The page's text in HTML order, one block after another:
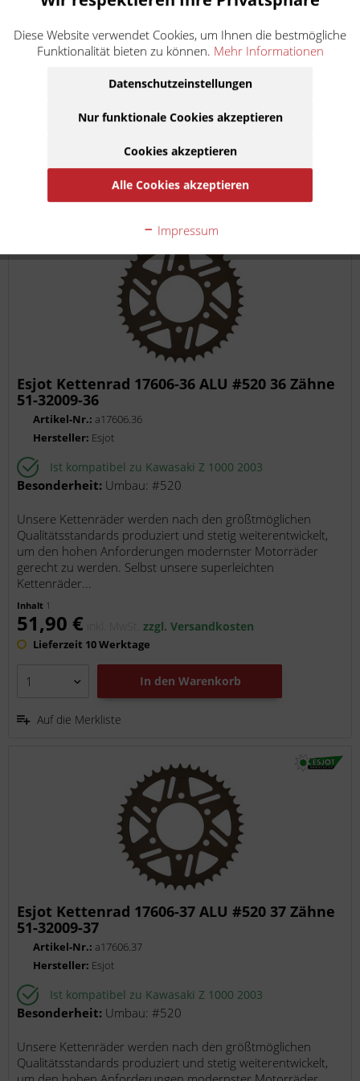
Schutz. Mehr Leistung. Mehr DNA Der DNA Premium-
Lebensdauer entwickelt. Dank modernster Filtertechnik
bietet er...
Lieferzeit ca. 1 Werktag
In den Warenkorb
Auf die Merkliste
Esjot Kettenrad 17606-36 ALU #520 36 Zähne
51-32009-36
Artikel-Nr.: a17606.36
Hersteller: Esjot
Ist kompatibel zu Kawasaki Z 1000 2003
Besonderheit: Umbau: #520
Unsere Kettenräder werden nach den größtmöglichen
Qualitätsstandards produziert und stetig weiterentwickelt,
um den hohen Anforderungen modernster Motorräder
gerecht zu werden. Selbst unsere superleichten
Kettenräder...
Inhalt 1
51,90 € inkl. MwSt.zzgl. Versandkosten
Lieferzeit 10 Werktage
In den Warenkorb
Auf die Merkliste
Esjot Kettenrad 17606-37 ALU #520 37 Zähne
51-32009-37
Artikel-Nr.: a17606.37
Hersteller: Esjot
Ist kompatibel zu Kawasaki Z 1000 2003
Besonderheit: Umbau: #520
Unsere Kettenräder werden nach den größtmöglichen
Qualitätsstandards produziert und stetig weiterentwickelt,
Diese Website verwendet Cookies, um Ihnen die bestmögliche
Funktionalität bieten zu können. Mehr Informationen
Datenschutzeinstellungen
Nur funktionale Cookies akzeptieren
Cookies akzeptieren
Alle Cookies akzeptieren
Impressum